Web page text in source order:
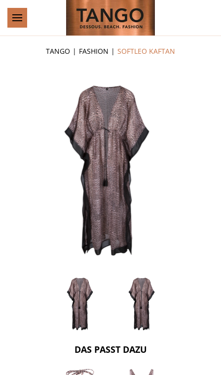
Zum Hauptinhalt springen
TANGO FASHION SOFTLEO KAFTAN
DAS PASST DAZU